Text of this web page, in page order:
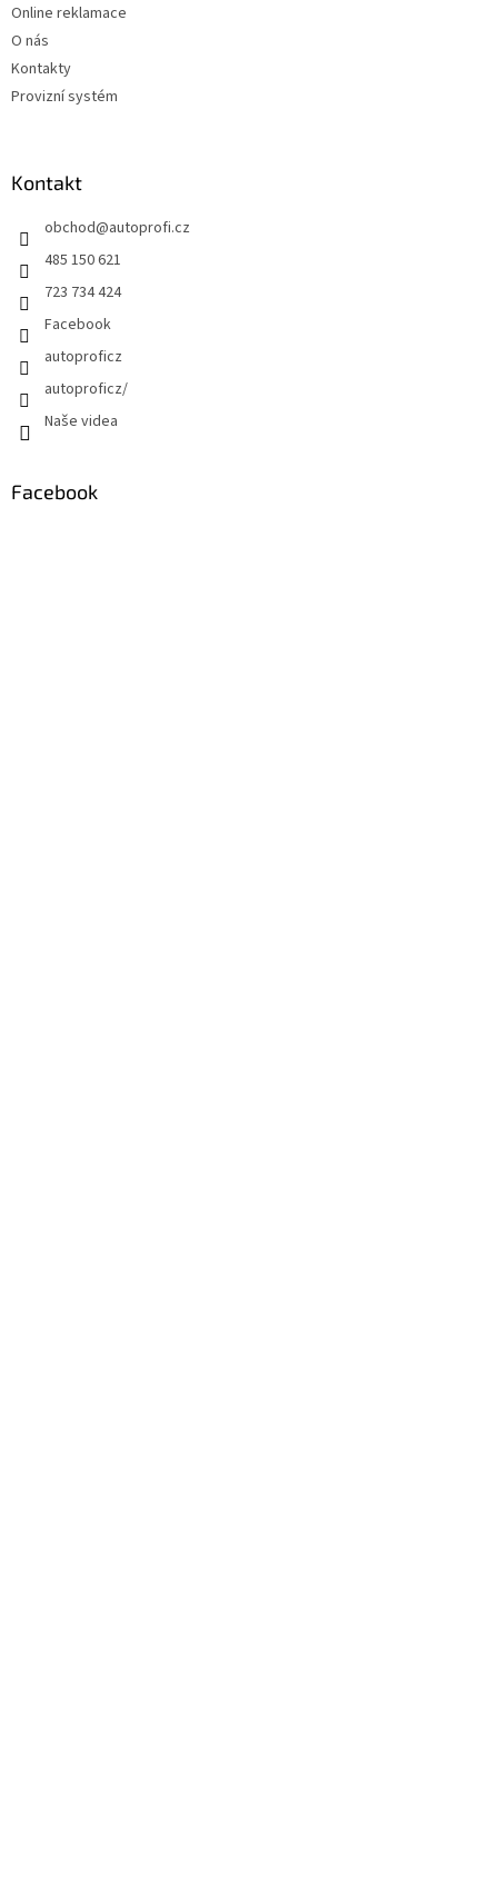
Online reklamace
O nás
Kontakty
Provizní systém
Kontakt
obchod@autoprofi.cz
485 150 621
723 734 424
Facebook
autoproficz
autoproficz/
Naše videa
Facebook